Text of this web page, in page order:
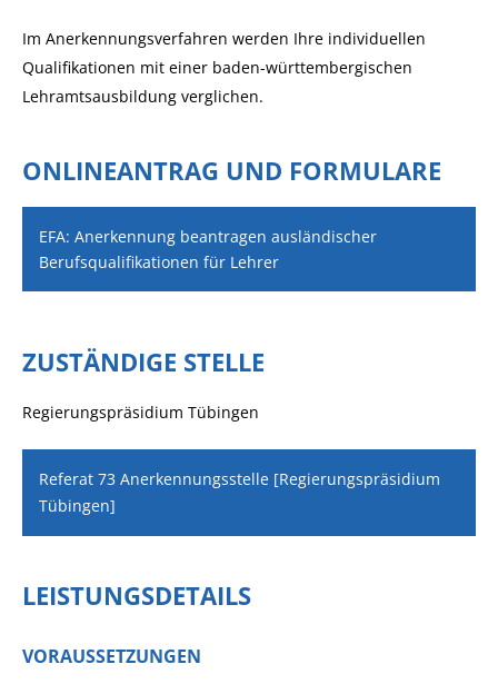
Im Anerkennungsverfahren werden Ihre individuellen
Qualifi­kationen mit einer baden-württembergischen
Lehramtsausbildung verglichen.
ONLINEANTRAG UND FORMULARE
EFA: Anerkennung beantragen ausländischer
Berufsqualifikationen für Lehrer
ZUSTÄNDIGE STELLE
Regierungspräsidium Tübingen
Referat 73 Anerkennungsstelle [Regierungspräsidium
Tübingen]
LEISTUNGSDETAILS
VORAUSSETZUNGEN